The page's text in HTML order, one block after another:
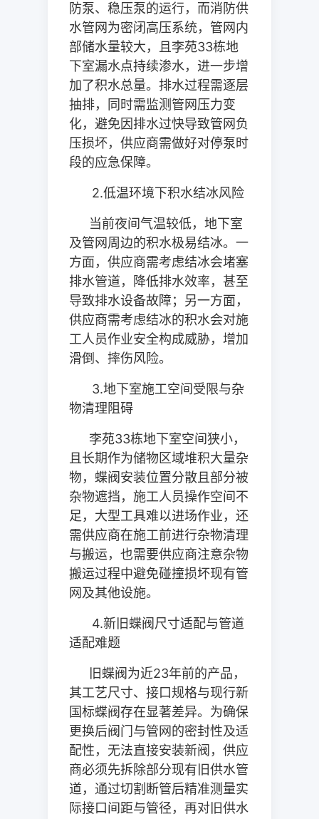
防泵、稳压泵的运行，而消防供
水管网为密闭高压系统，管网内
部储水量较大，且李苑33栋地
下室漏水点持续渗水，进一步增
加了积水总量。排水过程需逐层
抽排，同时需监测管网压力变
化，避免因排水过快导致管网负
压损坏，供应商需做好对停泵时
段的应急保障。
2.低温环境下积水结冰风险
当前夜间气温较低，地下室
及管网周边的积水极易结冰。一
方面，供应商需考虑结冰会堵塞
排水管道，降低排水效率，甚至
导致排水设备故障；另一方面，
供应商需考虑结冰的积水会对施
工人员作业安全构成威胁，增加
滑倒、摔伤风险。
3.地下室施工空间受限与杂
物清理阻碍
李苑33栋地下室空间狭小，
且长期作为储物区域堆积大量杂
物，蝶阀安装位置分散且部分被
杂物遮挡，施工人员操作空间不
足，大型工具难以进场作业，还
需供应商在施工前进行杂物清理
与搬运，也需要供应商注意杂物
搬运过程中避免碰撞损坏现有管
网及其他设施。
4.新旧蝶阀尺寸适配与管道
适配难题
旧蝶阀为近23年前的产品，
其工艺尺寸、接口规格与现行新
国标蝶阀存在显著差异。为确保
更换后阀门与管网的密封性及适
配性，无法直接安装新阀，供应
商必须先拆除部分现有旧供水管
道，通过切割断管后精准测量实
际接口间距与管径，再对旧供水